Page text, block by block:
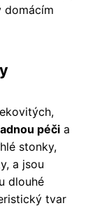
domácím
péči a
stonky,
a jsou
dlouhé
tvar